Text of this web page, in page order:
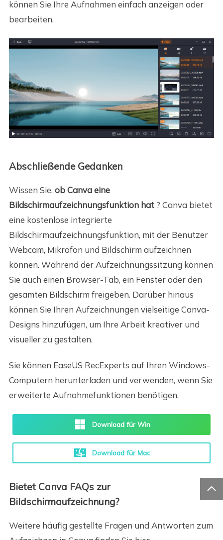
können Sie Ihre Aufnahmen einfach anzeigen oder
bearbeiten.
Abschließende Gedanken
Wissen Sie, ob Canva eine
Bildschirmaufzeichnungsfunktion hat? Canva bietet
eine kostenlose integrierte
Bildschirmaufzeichnungsfunktion, mit der Benutzer
Webcam, Mikrofon und Bildschirm aufzeichnen
können. Während der Aufzeichnungssitzung können
Sie auch einen Browser-Tab, ein Fenster oder den
gesamten Bildschirm freigeben. Darüber hinaus
können Sie Ihren Aufzeichnungen vielseitige Canva-
Designs hinzufügen, um Ihre Arbeit kreativer und
visueller zu gestalten.
Sie können EaseUS RecExperts auf Ihren Windows-
Computern herunterladen und verwenden, wenn Sie
erweiterte Aufnahmefunktionen benötigen.
Download für Win
Download für Mac
Bietet Canva FAQs zur
Bildschirmaufzeichnung?
Weitere häufig gestellte Fragen und Antworten zum
